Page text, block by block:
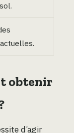
obtenir
d’agir